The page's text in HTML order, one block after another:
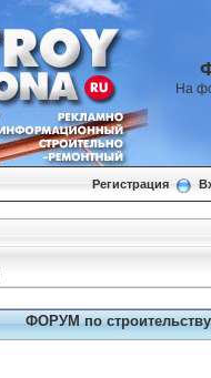
На
Регистрация
ФОРУМ по